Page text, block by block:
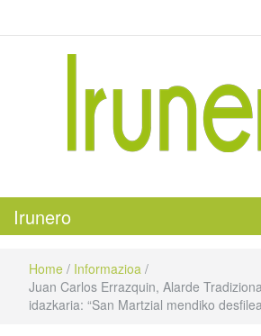
Irunero
Home / Informazioa /
Juan Carlos Errazquin, Alarde
idazkaria: “San Martzial mendiko